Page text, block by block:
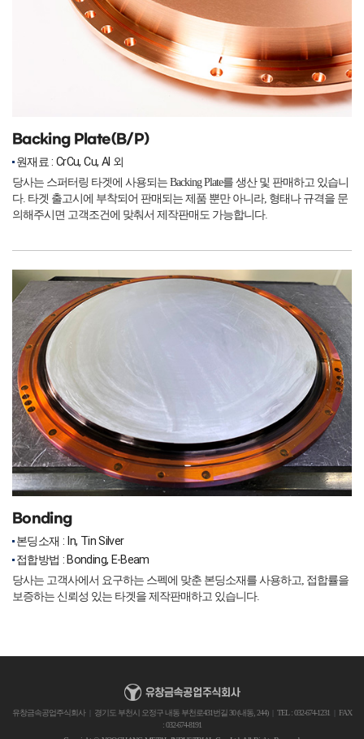
Backing Plate(B/P)
원재료 : CrCu, Cu, Al 외
당사는 스퍼터링 타겟에 사용되는 Backing Plate를 생산 및 판매하고 있습니
다. 타겟 출고시에 부착되어 판매되는 제품 뿐만 아니라, 형태나 규격을 문
의해주시면 고객조건에 맞춰서 제작판매도 가능합니다.
Bonding
본딩소재 : In, Tin Silver
접합방법 : Bonding, E-Beam
당사는 고객사에서 요구하는 스펙에 맞춘 본딩소재를 사용하고, 접합률을
보증하는 신뢰성 있는 타겟을 제작판매하고 있습니다.
유창금속공업주식회사 경기도 부천시 오정구 내동 부천로431번길 30 (내동, 244) TEL : 032-674-1231
FAX
: 032-674-8191